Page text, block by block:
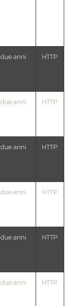
due anni HTTP
due anni HTTP
due anni HTTP
due anni HTTP
due anni HTTP
due anni HTTP